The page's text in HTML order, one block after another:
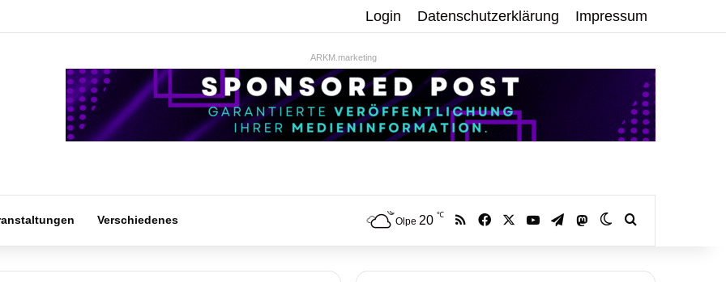
Login Datenschutzerklärung Impressum
ARKM.marketing
Verschiedenes Olpe 20 ℃ RSS Facebook YouTubeTelegramMastodonSkin umschalten